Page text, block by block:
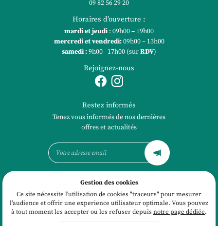
09 82 56 29 20
Horaires d'ouverture :
mardi et jeudi : 09h00 – 19h00
mercredi et vendredi:09h00 – 13h00
samedi :9h00 - 17h00 (surRDV)
Rejoignez-nous
Restez informés
Tenez vous informés de nos dernières
offres et actualités
Mentions Légales
Conditions générales d'utilisation
Politique de confidentialité
Gestion des cookies
Gestion des cookies
Ce site nécessite l'utilisation de cookies "traceurs" pour mesurer
l'audience et offrir une experience utilisateur optimale. Vous pouvez
à tout moment les accepter ou les refuser depuis notre page dédiée.